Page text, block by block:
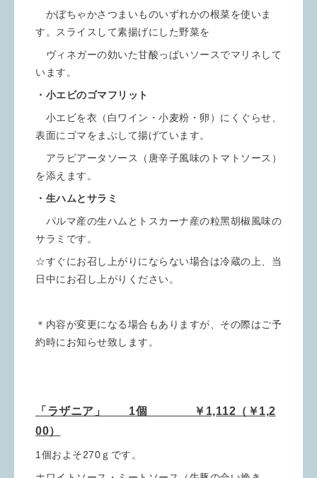
かぼちゃかさつまいものいずれかの根菜を使いま
す。スライスして素揚げにした野菜を
ヴィネガーの効いた甘酸っぱいソースでマリネして
います。
・小エビのゴマフリット
小エビを衣（白ワイン・小麦粉・卵）にくぐらせ、
表面にゴマをまぶして揚げています。
アラビアータソース（唐辛子風味のトマトソース）
を添えます。
・生ハムとサラミ
パルマ産の生ハムとトスカーナ産の粒黑胡椒風味の
サラミです。
☆すぐにお召し上がりにならない場合は冷蔵の上、当
日中にお召し上がりください。
＊内容が変更になる場合もありますが、その際はご予
約時にお知らせ致します。
「ラザニア」 1個 ￥1,112（￥1,2
00）
1個およそ270ｇです。